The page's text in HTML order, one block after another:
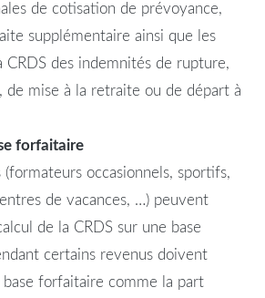
de cotisation de prévoyance,
supplémentaire ainsi que les
CRDS des indemnités de rupture,
de mise à la retraite ou de départ à
forfaitaire
(formateurs occasionnels, sportifs,
de vacances, …) peuvent
de la CRDS sur une base
certains revenus doivent
base forfaitaire comme la part